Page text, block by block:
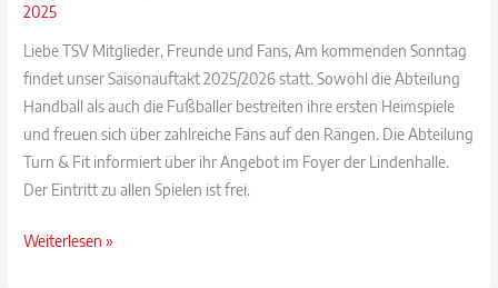
2025
Liebe TSV Mitglieder, Freunde und Fans, Am kommenden Sonntag
findet unser Saisonauftakt 2025/2026 statt. Sowohl die Abteilung
Handball als auch die Fußballer bestreiten ihre ersten Heimspiele
und freuen sich über zahlreiche Fans auf den Rängen. Die Abteilung
Turn & Fit informiert über ihr Angebot im Foyer der Lindenhalle.
Der Eintritt zu allen Spielen ist frei.
Saisonauftakt
Weiterlesen »